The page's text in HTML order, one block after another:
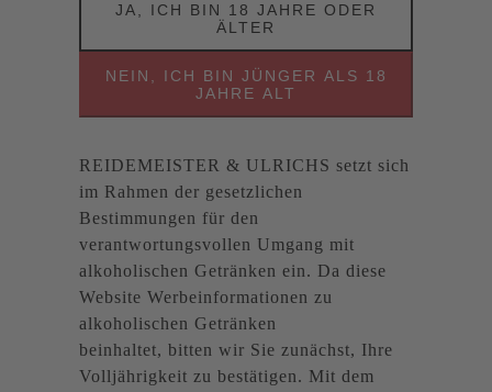
JA, ICH BIN 18 JAHRE ODER
ÄLTER
NEIN, ICH BIN JÜNGER ALS 18
JAHRE ALT
REIDEMEISTER & ULRICHS setzt sich
im Rahmen der gesetzlichen
Bestimmungen für den
verantwortungsvollen Umgang mit
alkoholischen Getränken ein. Da diese
Website Werbeinformationen zu
alkoholischen Getränken
beinhaltet, bitten wir Sie zunächst, Ihre
Volljährigkeit zu bestätigen. Mit dem